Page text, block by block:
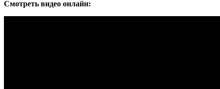
Смотреть видео онлайн: